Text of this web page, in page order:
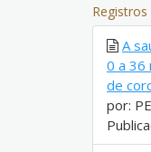
A
0 a 36
de
por: